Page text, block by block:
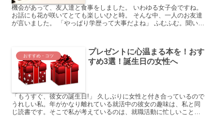
機会があって、友人達と食事をしました。 いわゆる女子会ですね。
お話にも花が咲いてとても楽しいひと時。 そんな中、一人のお友達
が言いました。 「やっぱり学歴って大事だよね」 ふむふむ。聞いて
おすすめ・コツ
プレゼントに心温まる本を！おす
すめ3選！誕生日の女性へ
「もうすぐ、彼女の誕生日!」 久しぶりに女性と付き合っているので
うれしい私。年がかなり離れている就活中の彼女の趣味は、私と同
じ読書です。そこで私が考えているのは、就職活動に忙しいことか